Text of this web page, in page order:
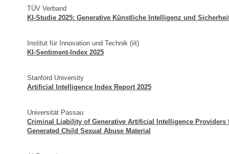
TÜV Verband
KI-Studie 2025: Generative Künstliche Intelligenz und
Institut für Innovation und Technik (iit)
KI-Sentiment-Index 2025
Stanford University
Artificial Intelligence Index Report 2025
Universität Passau
Criminal Liability of Generative Artificial Intelligence Providers
Generated Child Sexual Abuse Material